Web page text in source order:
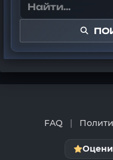
FAQ |